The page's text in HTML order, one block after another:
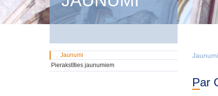
Jaunumi
Jaunumi
Pierakstīties jaunumiem